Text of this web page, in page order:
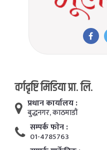
वर्गदृष्टि मिडिया प्रा. लि.
प्रधान कार्यालय :
बुद्धनगर, काठमाडाैं
सम्पर्क फाेन :
01-4785763